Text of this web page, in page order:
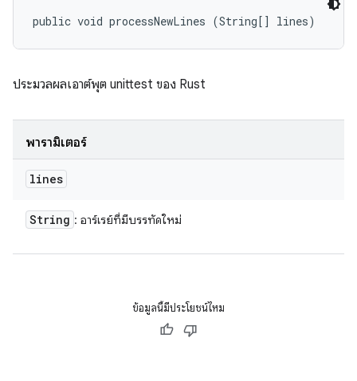
public void processNewLines (String[] lines)
ประมวลผลเอาต์พุต unittest ของ Rust
พารามิเตอร์
lines
String : อาร์เรย์ที่มีบรรทัดใหม่
ข้อมูลนี้มีประโยชน์ไหม